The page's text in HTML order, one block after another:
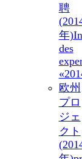
聘
年)
des
欧州
プロ
ジェ
クト